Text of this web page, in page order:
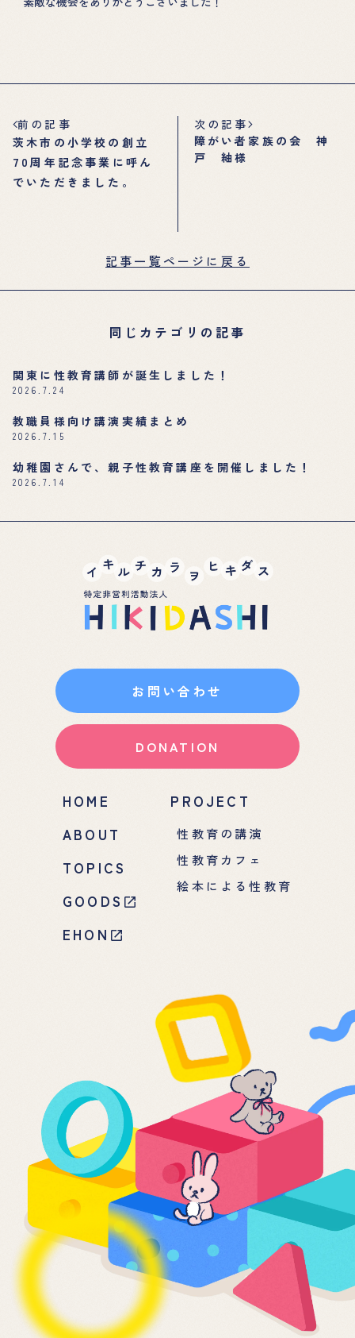
前の記事
茨木市の小学校の創立
70周年記念事業に呼ん
でいただきました。
次の記事
障がい者家族の会 神
戸 紬様
記事一覧ページに戻る
同じカテゴリの記事
関東に性教育講師が誕生しました！
2026.7.24
教職員様向け講演実績まとめ
2026.7.15
幼稚園さんで、親子性教育講座を開催しました！
2026.7.14
お問い合わせ
DONATION
HOME
ABOUT
TOPICS
GOODS
EHON
PROJECT
性教育の講演
性教育カフェ
絵本による性教育